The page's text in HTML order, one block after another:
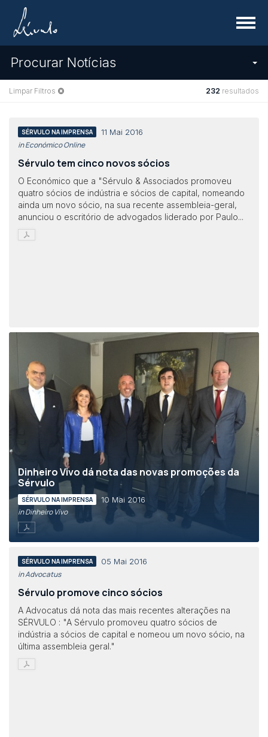
Menu
Procurar Notícias
Limpar Filtros 232 resultados
SÉRVULO NA IMPRENSA 11 Mai 2016
in Económico Online
Sérvulo tem cinco novos sócios
O Económico que a "Sérvulo & Associados promoveu
quatro sócios de indústria e sócios de capital, nomeando
ainda um novo sócio, na sua recente assembleia-geral,
anunciou o escritório de advogados liderado por Paulo...
Dinheiro Vivo dá nota das novas promoções da
Sérvulo
SÉRVULO NA IMPRENSA 10 Mai 2016
in Dinheiro Vivo
SÉRVULO NA IMPRENSA 05 Mai 2016
in Advocatus
Sérvulo promove cinco sócios
A Advocatus dá nota das mais recentes alterações na
SÉRVULO : "A Sérvulo promoveu quatro sócios de
indústria a sócios de capital e nomeou um novo sócio, na
última assembleia geral."